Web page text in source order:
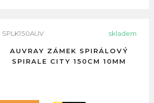
SPLK150AUV skladem
AUVRAY ZÁMEK SPIRÁLOVÝ
SPIRALE CITY 150CM 10MM